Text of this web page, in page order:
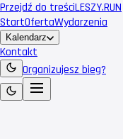
Przejdź do treściLESZY.RUN
StartOfertaWydarzenia
Kalendarz
Kontakt
Organizujesz bieg?